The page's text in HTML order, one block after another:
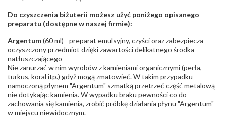
Do czyszczenia biżuterii możesz użyć poniżego opisanego
preparatu (dostępne w naszej firmie):
Argentum(60 ml) - preparat emulsyjny, czyści oraz zabezpiecza
oczyszczony przedmiot dzięki zawartości delikatnego środka
natłuszczającego
Nie zanurzać w nim wyrobów z kamieniami organicznymi (perła,
turkus, koral itp.) gdyż mogą zmatowieć. W takim przypadku
namoczoną płynem "Argentum" szmatką przetrzeć część metalową
nie dotykając kamienia. W wypadku braku pewności co do
zachowania się kamienia, zrobić próbkę działania płynu "Argentum"
w miejscu niewidocznym.